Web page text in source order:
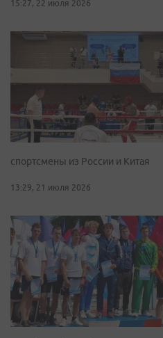
15:27, 22 июля 2026
спортсмены из России и Китая
13:29, 21 июля 2026